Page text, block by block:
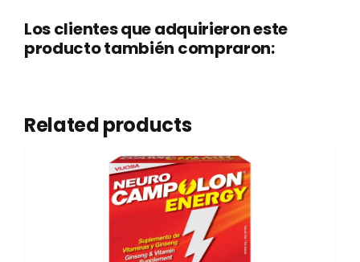
Los clientes que adquirieron este
producto también compraron:
Related products